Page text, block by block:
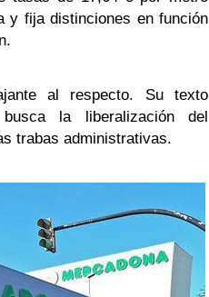
y fija distinciones en función
al respecto. Su texto
la liberalización del
trabas administrativas.